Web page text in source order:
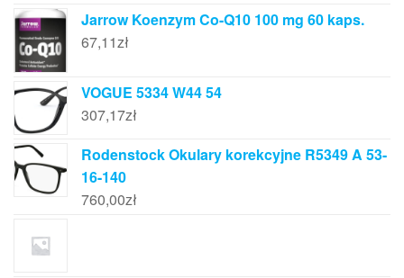
Jarrow Koenzym Co-Q10 100 mg 60 kaps.
67,11zł
VOGUE 5334 W44 54
307,17zł
Rodenstock Okulary korekcyjne R5349 A 53-
16-140
760,00zł